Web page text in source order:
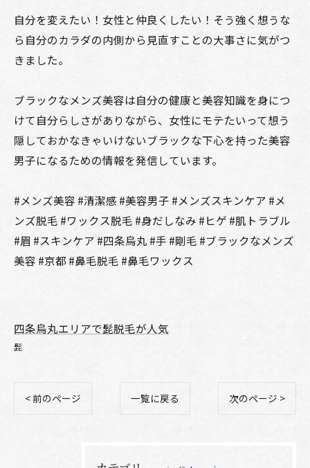
自分を変えたい！女性と仲良くしたい！そう強く想うな
ら自分のカラダの内側から見直すことの大事さに気がつ
きました。
ブラックなメンズ美容は自分の健康と美容知識を身につ
けて自分らしさがありながら、女性にモテたいって想う
隠しておかなきゃいけないブラックな下心を持った美容
男子になるための情報を発信しています。
#メンズ美容 #清潔感 #美容男子 #メンズスキンケア #メ
ンズ脱毛 #ワックス脱毛 #身だしなみ #ヒゲ #肌トラブル
#眉 #スキンケア #四条烏丸 #手 #剛毛 #ブラックなメンズ
美容 #京都 #鼻毛脱毛 #鼻毛ワックス
四条烏丸エリアで髭脱毛が人気
髭
< 前のページ 一覧に戻る 次のページ >